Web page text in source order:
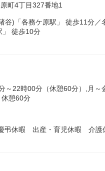
町4丁目327番地1
谷)「各務ケ原駅」 徒歩11分／
」 徒歩10分
～22時00分（休憩60分）,月～
憩60分
休暇 出産・育児休暇 介護